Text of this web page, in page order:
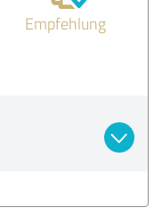
Empfehlung